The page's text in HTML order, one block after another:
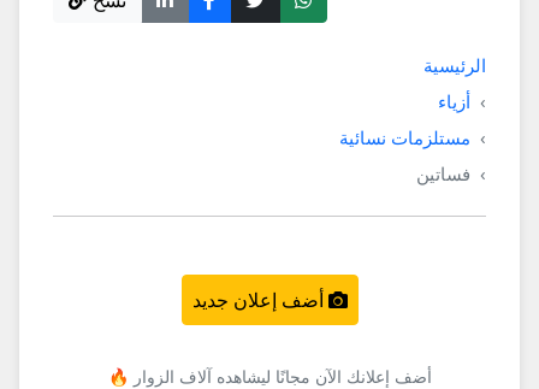
الرئيسية
أزياء
مستلزمات نسائية
فساتين
أضف إعلان جديد
أضف إعلانك الآن مجانًا ليشاهده آلاف الزوار 🔥